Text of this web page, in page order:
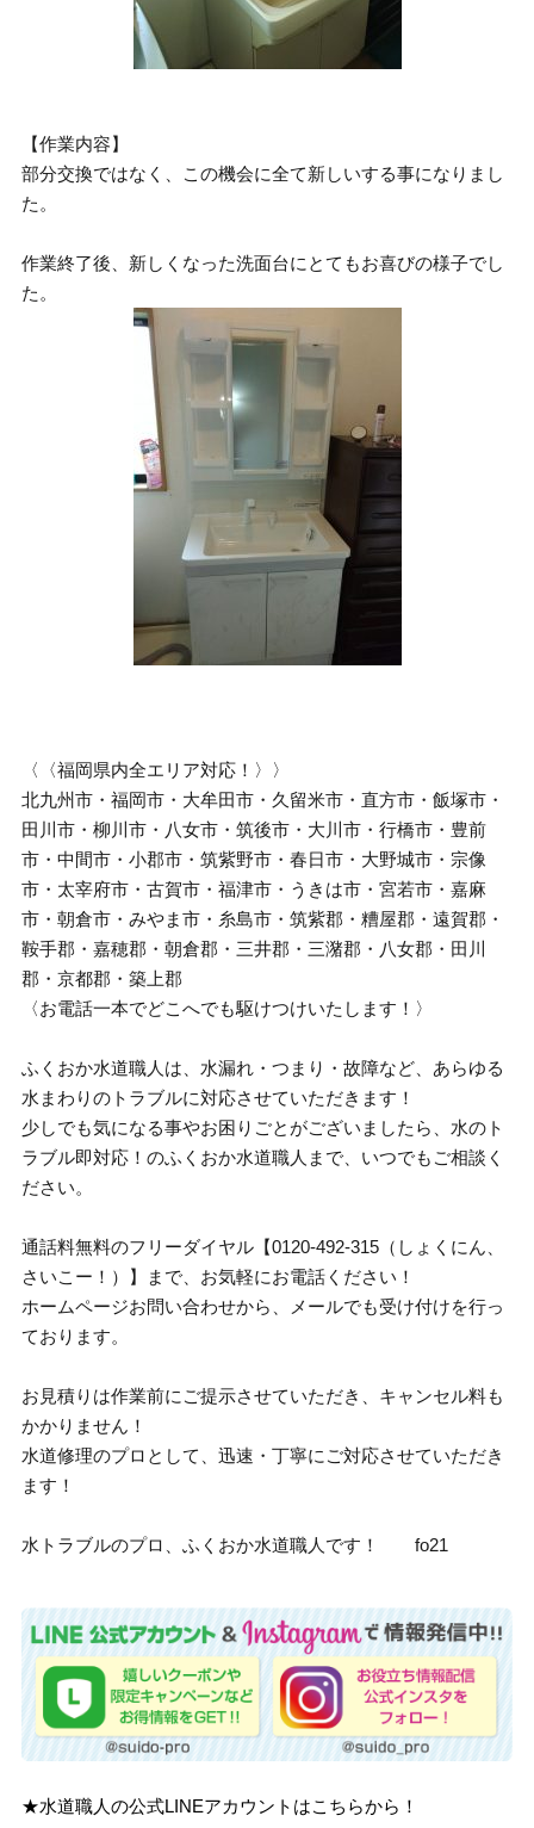
【作業内容】
部分交換ではなく、この機会に全て新しいする事になりまし
た。
作業終了後、新しくなった洗面台にとてもお喜びの様子でし
た。
〈〈福岡県内全エリア対応！〉〉
北九州市・福岡市・大牟田市・久留米市・直方市・飯塚市・
田川市・柳川市・八女市・筑後市・大川市・行橋市・豊前
市・中間市・小郡市・筑紫野市・春日市・大野城市・宗像
市・太宰府市・古賀市・福津市・うきは市・宮若市・嘉麻
市・朝倉市・みやま市・糸島市・筑紫郡・糟屋郡・遠賀郡・
鞍手郡・嘉穂郡・朝倉郡・三井郡・三潴郡・八女郡・田川
郡・京都郡・築上郡
〈お電話一本でどこへでも駆けつけいたします！〉
ふくおか水道職人は、水漏れ・つまり・故障など、あらゆる
水まわりのトラブルに対応させていただきます！
少しでも気になる事やお困りごとがございましたら、水のト
ラブル即対応！のふくおか水道職人まで、いつでもご相談く
ださい。
通話料無料のフリーダイヤル【0120-492-315（しょくにん、
さいこー！）】まで、お気軽にお電話ください！
ホームページお問い合わせから、メールでも受け付けを行っ
ております。
お見積りは作業前にご提示させていただき、キャンセル料も
かかりません！
水道修理のプロとして、迅速・丁寧にご対応させていただき
ます！
水トラブルのプロ、ふくおか水道職人です！ fo21
★水道職人の公式LINEアカウントはこちらから！